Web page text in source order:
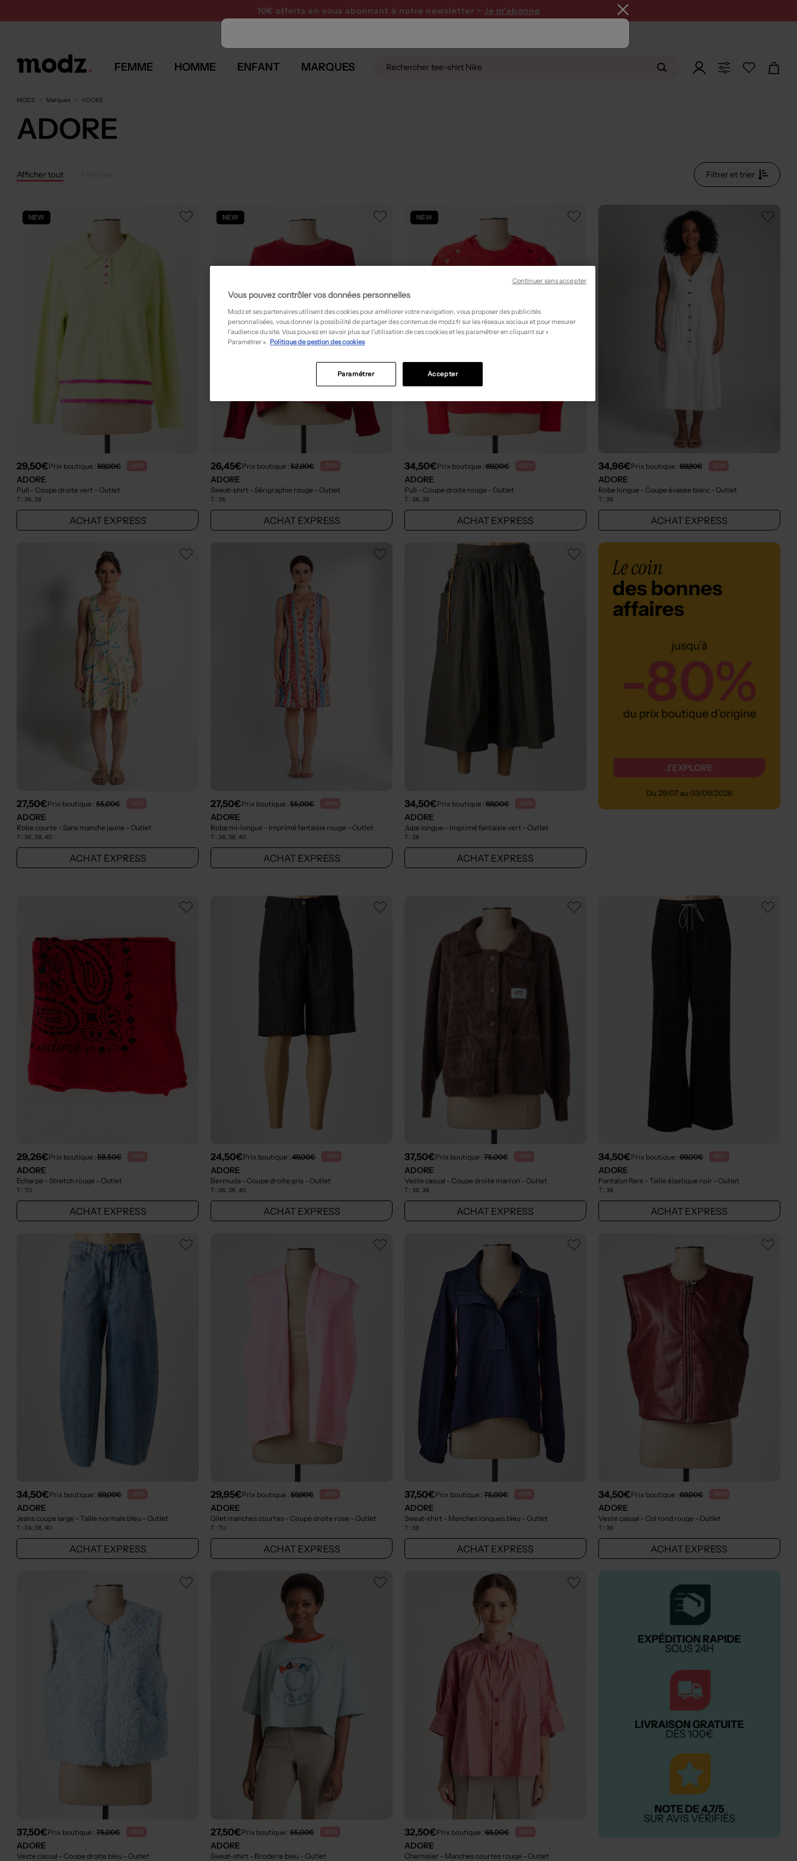
SUMMER PARTY ! Profitez de 15€ offerts dès 120€ avec le code SUMMER26
FEMME HOMME ENFANT MARQUES
MODZ Marques ADORE
ADORE
Afficher tout Filtrer et trier
NEW
29,50€Prix boutique :59,00€ -50%
ADORE
Pull - Coupe droite vert - Outlet
T :36, 38
ACHAT EXPRESS
NEW
26,45€Prix boutique :52,90€ -50%
ADORE
Sweat-shirt - Sérigraphie rouge - Outlet
T :36
ACHAT EXPRESS
NEW
34,50€Prix boutique : 69,00€ -50%
ADORE
Pull - Coupe droite rouge - Outlet
T : 36, 38
ACHAT EXPRESS
34,96€Prix boutique : 69,90€ -50%
ADORE
Robe longue - Coupe évasée blanc - Outlet
T : 36
ACHAT EXPRESS
27,50€Prix boutique :55,00€ -50%
ADORE
Robe courte - Sans manche jaune - Outlet
T :36, 38, 40
ACHAT EXPRESS
27,50€Prix boutique :55,00€ -50%
ADORE
Robe mi-longue - Imprimé fantaisie rouge - Outlet
T :36, 38, 40
ACHAT EXPRESS
34,50€Prix boutique : 69,00€ -50%
ADORE
Jupe longue - Imprimé fantaisie vert - Outlet
T : 38
ACHAT EXPRESS
29,26€Prix boutique :58,50€ -50%
ADORE
Echarpe - Stretch rouge - Outlet
T : TU
ACHAT EXPRESS
24,50€Prix boutique :49,00€ -50%
ADORE
Bermuda - Coupe droite gris - Outlet
T :36, 38, 40
ACHAT EXPRESS
37,50€Prix boutique : 75,00€ -50%
ADORE
Veste casual - Coupe droite marron - Outlet
T : 36, 38
ACHAT EXPRESS
34,50€Prix boutique : 69,00€ -50%
ADORE
Pantalon flare - Taille élastique noir - Outlet
T : 38
ACHAT EXPRESS
34,50€Prix boutique :69,00€ -50%
ADORE
Jeans coupe large - Taille normale bleu - Outlet
T :34, 38, 40
ACHAT EXPRESS
29,95€Prix boutique :59,90€ -50%
ADORE
Gilet manches courtes - Coupe droite rose - Outlet
T : TU
ACHAT EXPRESS
37,50€Prix boutique : 75,00€ -50%
ADORE
Sweat-shirt - Manches longues bleu - Outlet
T : 38
ACHAT EXPRESS
34,50€Prix boutique : 69,00€ -50%
ADORE
Veste casual - Col rond rouge - Outlet
T : 36
ACHAT EXPRESS
37,50€Prix boutique :75,00€ -50%
ADORE
Veste casual - Coupe droite bleu - Outlet
27,50€Prix boutique :55,00€ -50%
ADORE
Sweat-shirt - Broderie bleu - Outlet
32,50€Prix boutique : 65,00€ -50%
ADORE
Chemisier - Manches courtes rouge - Outlet
Vous pouvez contrôler vos données personnelles
Modz et ses partenaires utilisent des cookies pour améliorer votre navigation, vous proposer des publicités
personnalisées, vous donner la possibilité de partager des contenus de modz.fr sur les réseaux sociaux et pour mesurer
l’audience du site. Vous pouvez en savoir plus sur l’utilisation de ces cookies et les paramétrer en cliquant sur «
Paramétrer ». Politique de gestion des cookies
Accepter
Paramétrer
Continuer sans accepter